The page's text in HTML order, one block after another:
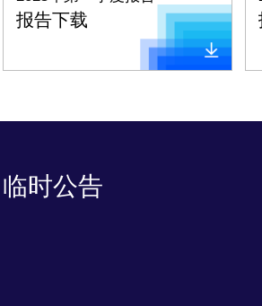
报告下载
临时公告